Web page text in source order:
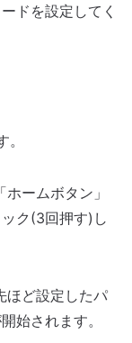
ドを設定してく
ームボタン」
ク(3回押す)し
ど設定したパ
始されます。